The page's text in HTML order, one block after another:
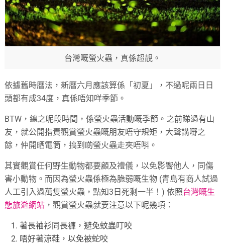
台灣嘅螢火蟲，真係超靚。
依據舊時曆法，新曆六月應該算係「初夏」，不過呢兩日日
頭都有成34度，真係唔知咩季節。
BTW，總之呢段時間，係螢火蟲活動嘅季節。之前睇過有山
友，就公開指責觀賞螢火蟲嘅朋友唔守規矩，大聲講嘢之
餘，仲開晒電筒，搞到啲螢火蟲走夾唔唞。
其實觀賞任何野生動物都要顧及禮儀，以免影響他人，同傷
害小動物。而因為螢火蟲係極為脆弱嘅生物 (青島有商人試過
人工引入過萬隻螢火蟲，點知3日死剩一半！) 依照台灣嘅生
態旅遊網站 ，觀賞螢火蟲就要注意以下呢幾項：
著長袖衫同長褲，避免蚊蟲叮咬
唔好著涼鞋，以免被蛇咬